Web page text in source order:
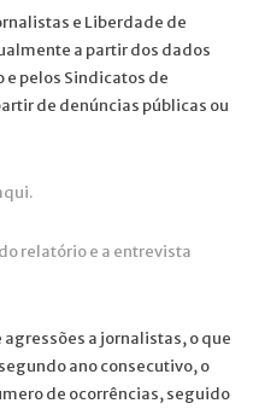
e Liberdade de
a partir dos dados
e pelos Sindicatos de
de denúncias públicas ou
relatório e a entrevista
agressões a jornalistas, o que
ano consecutivo, o
de ocorrências, seguido